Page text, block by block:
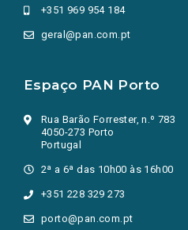
+351 969 954 184
geral@pan.com.pt
Espaço PAN Porto
Rua Barão Forrester, n.º 783
4050-273 Porto
Portugal
2ª a 6ª das 10h00 às 16h00
+351 228 329 273
porto@pan.com.pt